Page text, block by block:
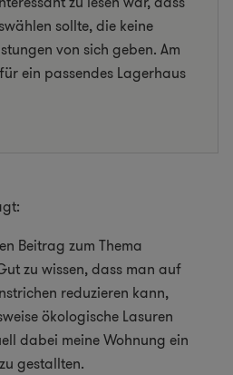
sollte, die keine
von sich geben. Am
ein passendes Lagerhaus
Beitrag zum Thema
zu wissen, dass man auf
reduzieren kann,
ökologische Lasuren
dabei meine Wohnung ein
gestallten.